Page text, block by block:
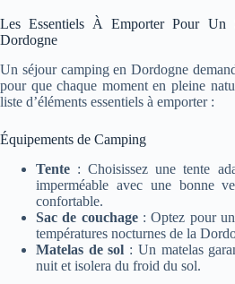
Les Essentiels À Emporter Pour Un
Dordogne
Un séjour camping en Dordogne
pour que chaque moment en pleine
liste d’éléments essentiels à emporter :
Équipements de Camping
Tente : Choisissez une tente
imperméable avec une bonne
confortable.
Sac de couchage: Optez pour un
températures nocturnes de la
Matelas de sol : Un matelas
nuit et isolera du froid du sol.